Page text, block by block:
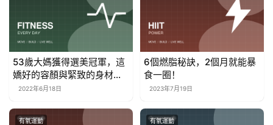
53歲大媽獲得選美冠軍，這
嬌好的容顏與緊致的身材，
是如何保養的
2022年6月18日
6個燃脂秘訣，2個月就能暴
食一圈！
2023年7月19日
有氧運動 有氧運動